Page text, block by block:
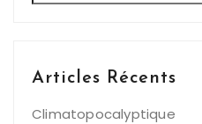
Articles Récents
Climatopocalyptique